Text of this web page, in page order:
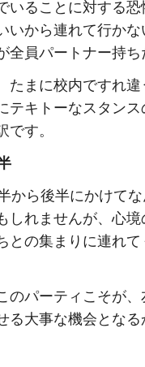
いることに対する
いから連れて行かな
全員パートナー持ち
たまに校内ですれ
テキトーなスタン
です。
から後半にかけて
しれませんが、心
との集まりに連れ
のパーティこそが
る大事な機会となる